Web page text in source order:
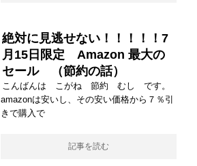
絶対に見逃せない！！！！！7
月15日限定 Amazon 最大の
セール （節約の話）
こんばんは こがね 節約 むし です。
amazonは安いし、その安い価格から７％引
きで購入で
記事を読む